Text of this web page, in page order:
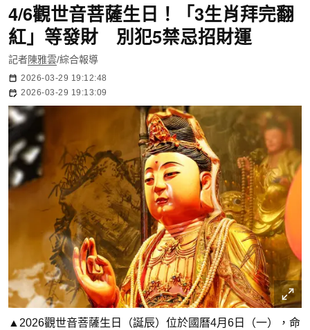
4/6觀世音菩薩生日！「3生肖拜完翻
紅」等發財 別犯5禁忌招財運
記者陳雅雲/綜合報導
2026-03-29 19:12:48
2026-03-29 19:13:09
▲2026觀世音菩薩生日（誕辰）位於國曆4月6日（一），命